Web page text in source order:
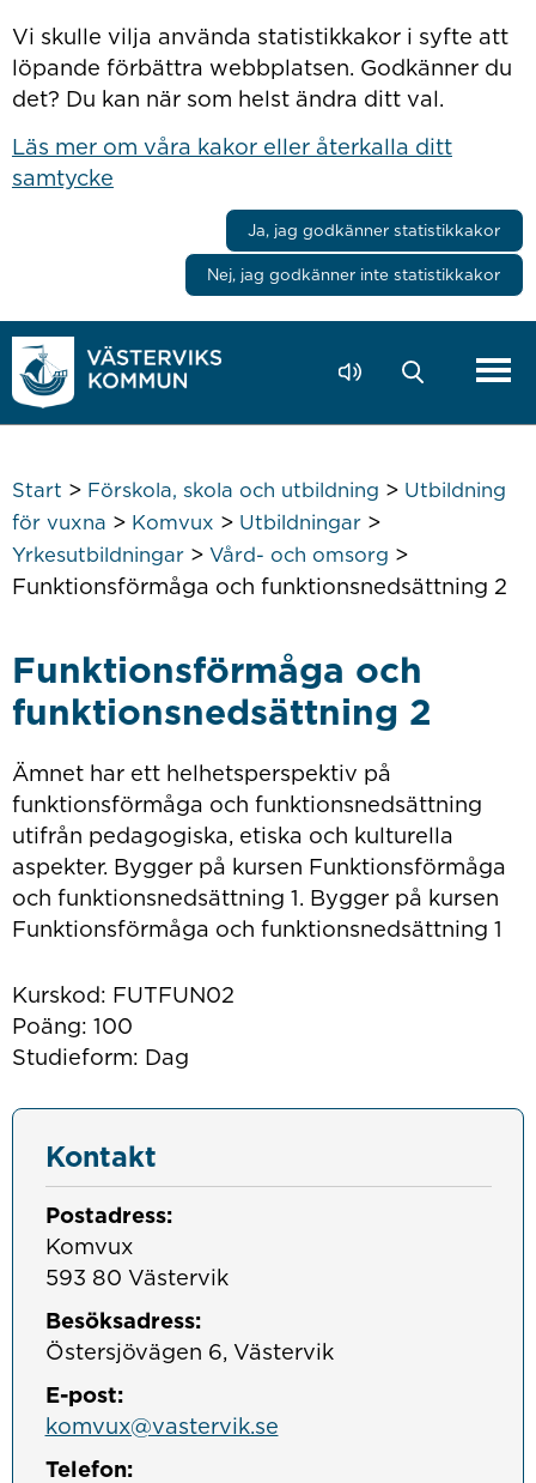
Vi skulle vilja använda statistikkakor i syfte att
löpande förbättra webbplatsen. Godkänner du
det? Du kan när som helst ändra ditt val.
Läs mer om våra kakor eller återkalla ditt
samtycke
Ja, jag godkänner statistikkakor
Nej, jag godkänner inte statistikkakor
Start > Förskola, skola och utbildning > Utbildning
för vuxna > Komvux > Utbildningar>
Yrkesutbildningar> Vård- och omsorg >
Funktionsförmåga och funktionsnedsättning 2
Funktionsförmåga och
funktionsnedsättning 2
Ämnet har ett helhetsperspektiv på
funktionsförmåga och funktionsnedsättning
utifrån pedagogiska, etiska och kulturella
aspekter. Bygger på kursen Funktionsförmåga
och funktionsnedsättning 1. Bygger på kursen
Funktionsförmåga och funktionsnedsättning 1
Kurskod: FUTFUN02
Poäng: 100
Studieform: Dag
Kontakt
Postadress:
Komvux
593 80 Västervik
Besöksadress:
Östersjövägen 6, Västervik
E-post:
komvux@vastervik.se
Telefon: